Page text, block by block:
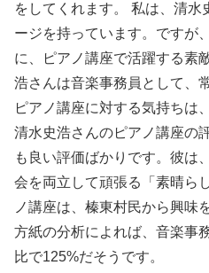
をしてくれます。 私は、清水
ージを持っています。ですが
に、ピアノ講座で活躍する素
浩さんは音楽事務員として、
ピアノ講座に対する気持ちは
清水史浩さんのピアノ講座の
も良い評価ばかりです。彼は
会を両立して頑張る「素晴ら
ノ講座は、榛東村民から興味
方紙の分析によれば、音楽事
比で125%だそうです。